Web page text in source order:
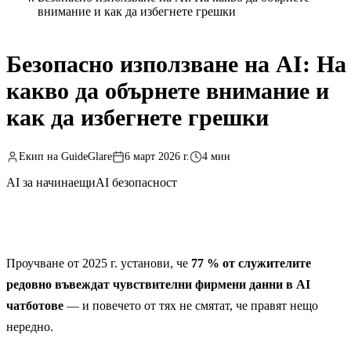
внимание и как да избегнете грешки
Безопасно използване на AI: На
какво да обърнете внимание и
как да избегнете грешки
Екип на GuideGlare 6 март 2026 г. 4 мин
AI за начинаещиAI безопасност
Проучване от 2025 г. установи, че 77 % от служителите
редовно въвеждат чувствителни фирмени данни в AI
чатботове — и повечето от тях не смятат, че правят нещо
нередно.